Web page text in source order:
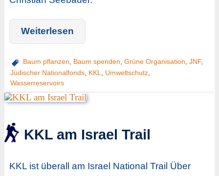
Weiterlesen
Baum pflanzen, Baum spenden, Grüne Organisation, JNF,
Jüdischer Nationalfonds, KKL Umweltschutz,
Wasserreservoirs
KKL am Israel Trail
KKL ist überall am Israel National Trail Über